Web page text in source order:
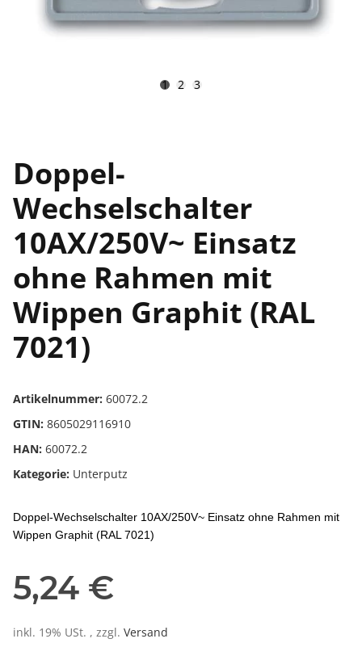
1 2 3
Doppel-
Wechselschalter
10AX/250V~ Einsatz
ohne Rahmen mit
Wippen Graphit (RAL
7021)
Artikelnummer: 60072.2
GTIN: 8605029116910
HAN: 60072.2
Kategorie: Unterputz
Doppel-Wechselschalter 10AX/250V~ Einsatz ohne Rahmen mit
Wippen Graphit (RAL 7021)
5,24 €
inkl. 19% USt. , zzgl. Versand